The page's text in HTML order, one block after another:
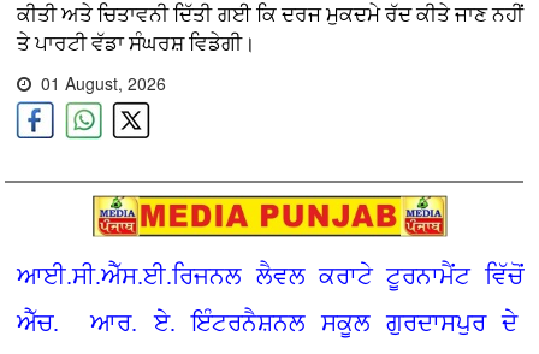
ਕੀਤੀ ਅਤੇ ਚਿਤਾਵਨੀ ਦਿੱਤੀ ਗਈ ਕਿ ਦਰਜ ਮੁਕਦਮੇ ਰੱਦ ਕੀਤੇ ਜਾਣ ਨਹੀਂ
ਤੇ ਪਾਰਟੀ ਵੱਡਾ ਸੰਘਰਸ਼ ਵਿਡੇਗੀ।
01 August, 2026
ਆਈ.ਸੀ.ਐੱਸ.ਈ.ਰਿਜਨਲ ਲੈਵਲ ਕਰਾਟੇ ਟੂਰਨਾਮੈਂਟ ਵਿੱਚੋਂ
ਐੱਚ. ਆਰ. ਏ. ਇੰਟਰਨੈਸ਼ਨਲ ਸਕੂਲ ਗੁਰਦਾਸਪੁਰ ਦੇ